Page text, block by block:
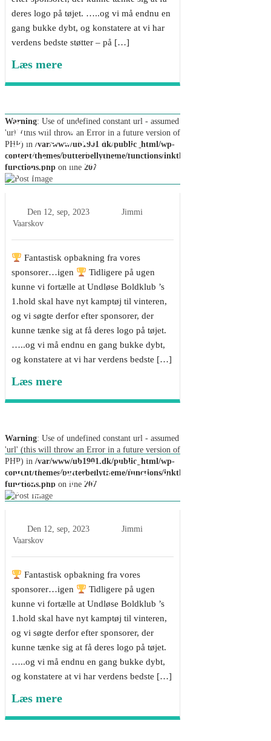
deres logo på tøjet. …..og vi må endnu en
gang bukke dybt, og konstatere at vi har
verdens bedste støtter – på […]
Læs mere
Warning: Use of undefined constant url - assumed
'url' (this will throw an Error in a future version of
PHP) in /var/www/ub1901.dk/public_html/wp-
content/themes/butterbellytheme/functions/inkthemes-
functions.php on line 207
Sponsornyt:
Montagegruppen,
Tømrermester Lars Jensen
& Holst Haveservice
forlænger
Den 12, sep, 2023
Jimmi
Vaarskov
Fantastisk opbakning fra vores
sponsorer…igen
Tidligere på ugen
kunne vi fortælle at Undløse Boldklub ’s
1.hold skal have nyt kamptøj til vinteren,
og vi søgte derfor efter sponsorer, der
kunne tænke sig at få deres logo på tøjet.
…..og vi må endnu en gang bukke dybt,
og konstatere at vi har verdens bedste […]
Læs mere
Warning: Use of undefined constant url - assumed
'url' (this will throw an Error in a future version of
PHP) in /var/www/ub1901.dk/public_html/wp-
content/themes/butterbellytheme/functions/inkthemes-
functions.php on line 207
Sponsornyt: Bog & Ide,
Søgaard Entreprise & Dagli
Brugsen Undløse forlænger
Den 12, sep, 2023
Jimmi
Vaarskov
Fantastisk opbakning fra vores
sponsorer…igen
Tidligere på ugen
kunne vi fortælle at Undløse Boldklub ’s
1.hold skal have nyt kamptøj til vinteren,
og vi søgte derfor efter sponsorer, der
kunne tænke sig at få deres logo på tøjet.
…..og vi må endnu en gang bukke dybt,
og konstatere at vi har verdens bedste […]
Læs mere